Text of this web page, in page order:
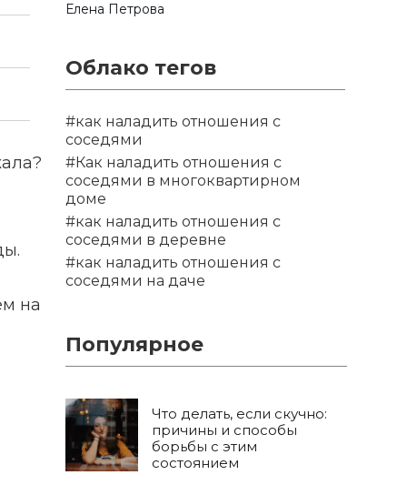
на
Елена Петрова
Облако тегов
#как наладить отношения с
соседями
#Как наладить отношения с
соседями в многоквартирном
доме
#как наладить отношения с
соседями в деревне
#как наладить отношения с
соседями на даче
Популярное
Что делать, если скучно:
причины и способы
борьбы с этим
состоянием